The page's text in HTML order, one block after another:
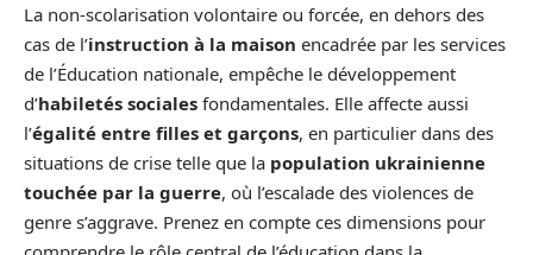
La non-scolarisation volontaire ou forcée, en dehors des
cas de l’instruction à la maison encadrée par les services
de l’Éducation nationale, empêche le développement
d’habiletés sociales fondamentales. Elle affecte aussi
l’égalité entre filles et garçons, en particulier dans des
situations de crise telle que la population ukrainienne
touchée par la guerre, où l’escalade des violences de
genre s’aggrave. Prenez en compte ces dimensions pour